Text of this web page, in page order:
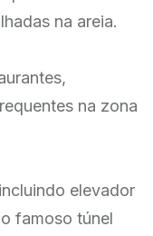
na areia.
na zona
elevador
famoso túnel